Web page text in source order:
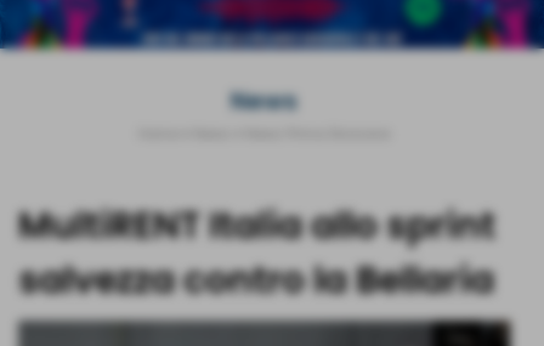
News
MultiRENT Italia allo sprint
salvezza contro la Bellaria